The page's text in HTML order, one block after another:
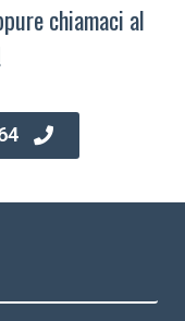
chiamaci al